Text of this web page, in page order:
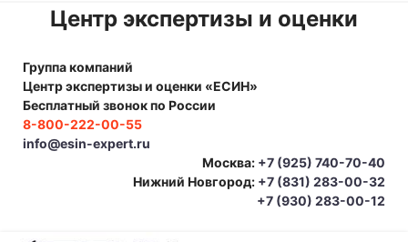
Центр экспертизы и оценки
Группа компаний
Центр экспертизы и оценки «ЕСИН»
Бесплатный звонок по России
8-800-222-00-55
info@esin-expert.ru
Москва: +7 (925) 740-70-40
Нижний Новгород: +7 (831) 283-00-32
+7 (930) 283-00-12